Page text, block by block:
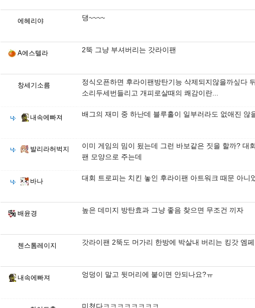
에헤리야 댕~~~~
A에스텔라 2뚝 그냥 부셔버리는 갓라이팬
창세기소름
정식오픈하면 후라이팬방탄기능 삭제되지않을까싶다
소리두세번들리고 개피로살때의 쾌감이란...
내속에빠져 배그의 재미 중 하난데 블루홀이 일부러라도 없애진 않
발리라허벅지
이미 게임의 밈이 됬는데 그런 바보같은 짓을 할까? 대
팬 모양으로 주는데
바나 대회 트로피는 치킨 놓인 후라이팬 아트워크 때문 아니
배윤경 높은 데미지 방탄효과 그냥 좋음 찾으면 무조건 끼자
첸스톰레이지 갓라이팬 2뚝도 머가리 한방에 박살내 버리는 킹갓 엠
내속에빠져 엉덩이 말고 뒷머리에 붙이면 안되나요?ㅠ
미쳤다ㅋㅋㅋㅋㅋㅋㅋㅋ